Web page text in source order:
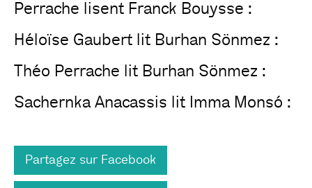
Perrache lisent Franck Bouysse :
Héloïse Gaubert lit Burhan Sönmez :
Théo Perrache lit Burhan Sönmez :
Sachernka Anacassis lit Imma Monsó :
Partagez sur Facebook